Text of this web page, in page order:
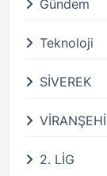
Gündem
Teknoloji
SİVEREK
2. LİG